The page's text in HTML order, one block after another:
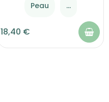
Peau ...
18,40 €